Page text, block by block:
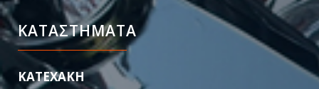
ΚΑΤΑΣΤΉΜΑΤΑ
KATEXAKH